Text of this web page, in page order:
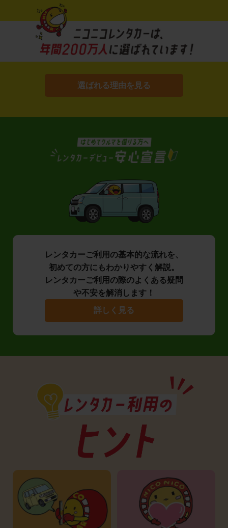
選ばれる理由を見る
レンタカーご利用の基本的な流れを、
初めての方にもわかりやすく解説。
レンタカーご利用の際のよくある疑問
や不安を解消します！
詳しく見る